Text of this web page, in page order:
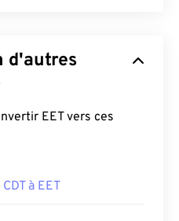
d'autres
EET vers ces
CDT à EET